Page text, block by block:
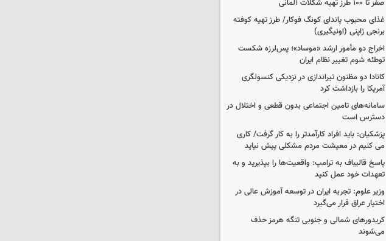
صفر تا ۱۰۰ طرز تهیه شکلات آلمانی
غذای محبوب پاندای کونگ فوکار/ طرز تهیه کوفته
برنجی ژاپنی (اونیگیری)
اخراج دو مأمور ارشد «موساد»؛ پس‌لرزه شکست
توطئه شوم تغییر نظام ایران
کانادا دو مظنون تیراندازی در نزدیکی کنسولگری
آمریکا را بازداشت کرد
سامانه‌های تامین اجتماعی بدون قطعی و اختلال در
دسترس است
پزشکیان: باید افراد کارآمدتر را به کار گرفت/ کاری
می کنیم در معیشت مردم مشکلی پیش نیاید
پاسخ قالیباف به ترامپ: واقعیت‌ها را بپذیرید و به
تعهدات خود عمل کنید
وزیر علوم: تجربه ایران در توسعه آموزش عالی در
اختیار عراق قرار می‌گیرد
کریدورهای شمالی و جنوبی تنگه هرمز حذف
می‌شوند